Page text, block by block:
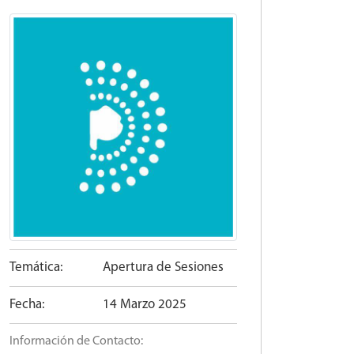
Temática: Apertura de Sesiones
Fecha: 14 Marzo 2025
Información de Contacto: